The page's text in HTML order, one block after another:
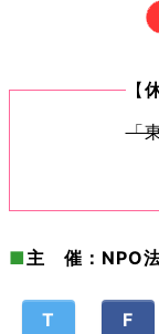
【
「
■主 催：NPO
T F